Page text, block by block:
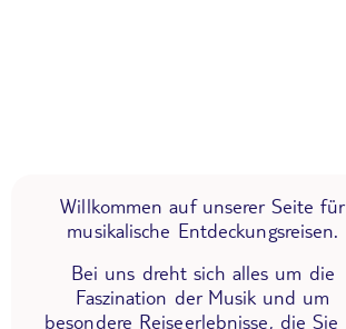
Willkommen auf unserer Seite für
musikalische Entdeckungsreisen.
Bei uns dreht sich alles um die
Faszination der Musik und um
besondere Reiseerlebnisse, die Sie